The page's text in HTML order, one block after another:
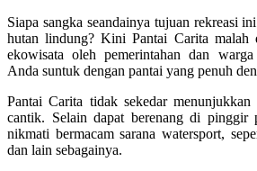
Siapa sangka seandainya tujuan rekreasi
hutan lindung? Kini Pantai Carita malah
ekowisata oleh pemerintahan dan
Anda suntuk dengan pantai yang penuh
Pantai Carita tidak sekedar
cantik. Selain dapat berenang di pinggir
nikmati bermacam sarana watersport,
dan lain sebagainya.